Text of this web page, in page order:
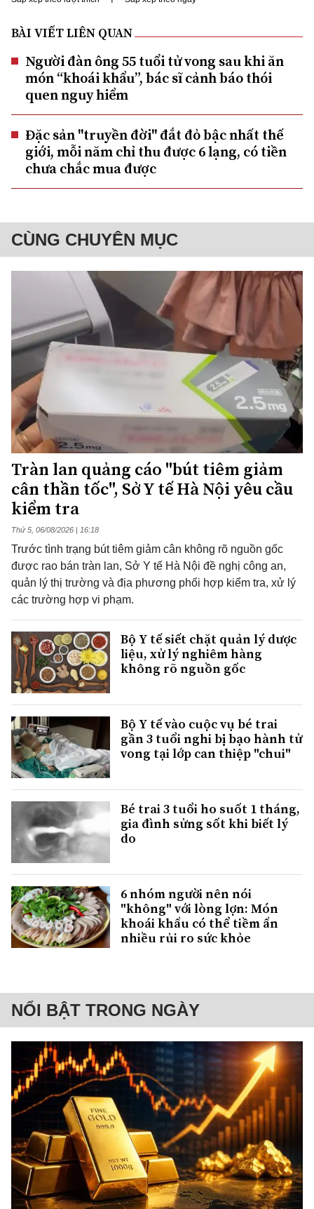
BÀI VIẾT LIÊN QUAN
Người đàn ông 55 tuổi tử vong sau khi ăn
món “khoái khẩu”, bác sĩ cảnh báo thói
quen nguy hiểm
Đặc sản "truyền đời" đắt đỏ bậc nhất thế
giới, mỗi năm chỉ thu được 6 lạng, có tiền
chưa chắc mua được
CÙNG CHUYÊN MỤC
Tràn lan quảng cáo "bút tiêm giảm
cân thần tốc", Sở Y tế Hà Nội yêu cầu
kiểm tra
Thứ 5, 06/08/2026 | 16:18
Trước tình trạng bút tiêm giảm cân không rõ nguồn gốc
được rao bán tràn lan, Sở Y tế Hà Nội đề nghị công an,
quản lý thị trường và địa phương phối hợp kiểm tra, xử lý
các trường hợp vi phạm.
Bộ Y tế siết chặt quản lý dược
liệu, xử lý nghiêm hàng
không rõ nguồn gốc
Bộ Y tế vào cuộc vụ bé trai
gần 3 tuổi nghi bị bạo hành tử
vong tại lớp can thiệp "chui"
Bé trai 3 tuổi ho suốt 1 tháng,
gia đình sửng sốt khi biết lý
do
6 nhóm người nên nói
"không" với lòng lợn: Món
khoái khẩu có thể tiềm ẩn
nhiều rủi ro sức khỏe
NỔI BẬT TRONG NGÀY